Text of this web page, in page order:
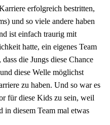
erfolgreich bestritten,
und so viele andere haben
ist einfach traurig mit
hatte, ein eigenes Team
die Jungs diese Chance
diese Welle möglichst
zu haben. Und so war es
für diese Kids zu sein, weil
in diesem Team mal etwas